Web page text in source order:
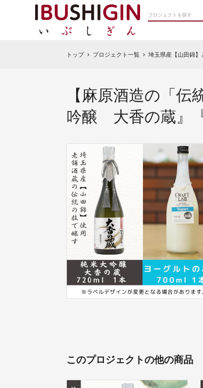
トップ chevron_right プロジェクト一覧 chevron_right 埼玉県産【山田錦
【麻原酒造の「
吟醸 大香の蔵』
このプロジェクトの他の商品